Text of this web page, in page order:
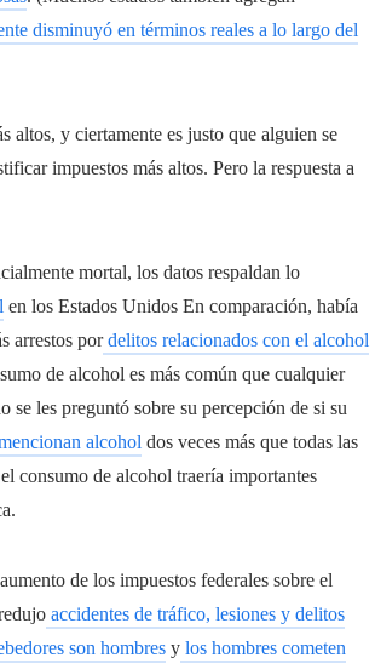
disminuyó en términos reales a lo largo del
altos, y ciertamente es justo que alguien se
impuestos más altos. Pero la respuesta a
mortal, los datos respaldan lo
en los Estados Unidos En comparación, había
arrestos pordelitos relacionados con el alcohol
de alcohol es más común que cualquier
se les preguntó sobre su percepción de si su
alcohol dos veces más que todas las
consumo de alcohol traería importantes
de los impuestos federales sobre el
accidentes de tráfico, lesiones y delitos
son hombres y los hombres cometen